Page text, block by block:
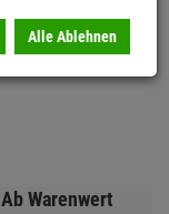
Beleuchtung
Fahrwerk
Ab Warenwert
Alle Ablehnen